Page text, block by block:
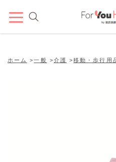
ホーム >一般 >介護 >移動・歩行用